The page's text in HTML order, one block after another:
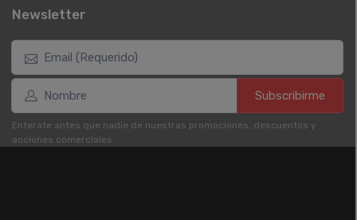
Newsletter
Subscribirme
Enterate antes que nadie de nuestras promociones, descuentos y
acciones comerciales.